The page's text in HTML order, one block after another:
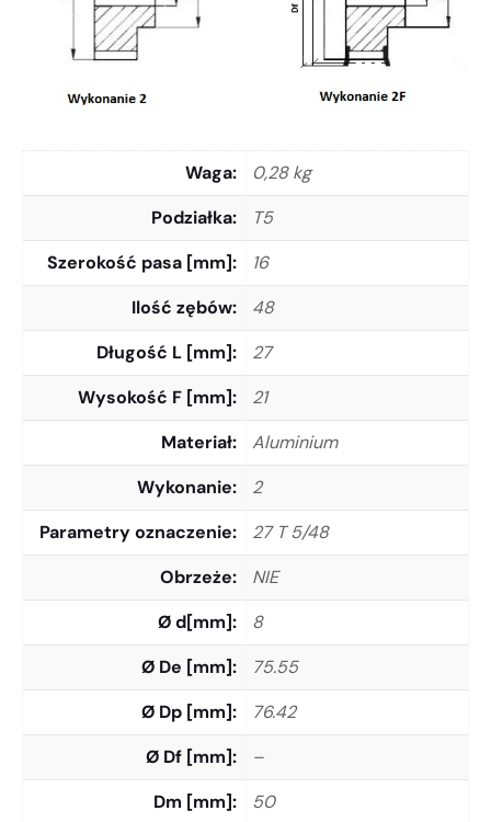
Waga
0,28 kg
Podziałka
T5
Szerokość pasa [mm]
16
Ilość zębów
48
Długość L [mm]
27
Wysokość F [mm]
21
Materiał
Aluminium
Wykonanie
2
Parametry oznaczenie
27 T 5/48
Obrzeże
NIE
Ø d[mm]
8
Ø De [mm]
75.55
Ø Dp [mm]
76.42
Ø Df [mm]
–
Dm [mm]
50